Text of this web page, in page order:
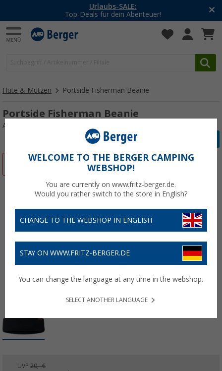
Urlaubs-SALE:
Top-Deals für dein Abenteuer!
Hüte & Mützen Portside Fisherman Beanie
Portside Fisherman Beanie
Art.-Nr.: 782614
UVP 20,- €
WELCOME TO THE BERGER CAMPING
WEBSHOP!
You are currently on www.fritz-berger.de.
Would you rather switch to the store in English?
CHANGE TO THE WEBSHOP IN ENGLISH
STAY ON WWW.FRITZ-BERGER.DE
You can change the language at any time in the webshop.
SELECT ANOTHER LANGUAGE